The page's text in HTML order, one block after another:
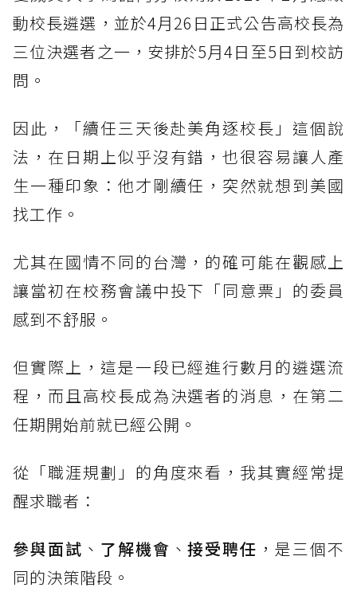
動校長遴選，並於4月26日正式公告高校長為
三位決選者之一，安排於5月4日至5日到校訪
問。
因此，「續任三天後赴美角逐校長」這個說
法，在日期上似乎沒有錯，也很容易讓人產
生一種印象：他才剛續任，突然就想到美國
找工作。
尤其在國情不同的台灣，的確可能在觀感上
讓當初在校務會議中投下「同意票」的委員
感到不舒服。
但實際上，這是一段已經進行數月的遴選流
程，而且高校長成為決選者的消息，在第二
任期開始前就已經公開。
從「職涯規劃」的角度來看，我其實經常提
醒求職者：
參與面試 、 了解機會 、接受聘任 ，是三個不
同的決策階段。